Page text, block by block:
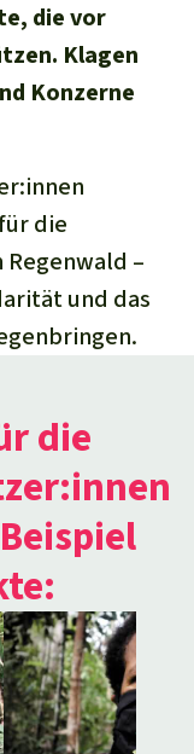
die vor
Klagen
Konzerne
die
–
und das
die